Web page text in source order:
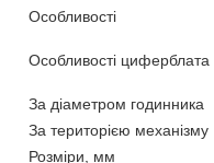
Особливості
Особливості циферблата
За діаметром годинника
За територією механізму
Розміри, мм